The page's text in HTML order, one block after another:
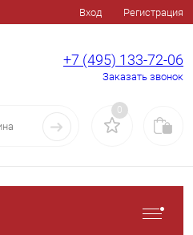
Вход Регистрация
+7 (495) 133-72-06
Заказать звонок
0